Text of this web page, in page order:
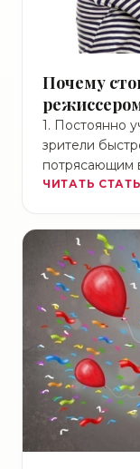
Почему
1. Постоянно
зрители
потрясающим
удивлять. 2.
ЧИТАТЬ